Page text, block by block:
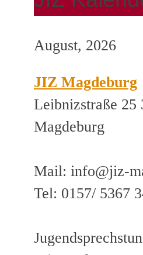
August, 2026
JIZ Magdeburg
Leibnizstraße 25
Magdeburg
Mail: info@jiz-
Tel: 0157/ 5367